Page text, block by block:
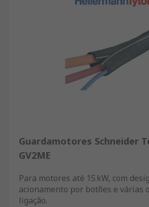
Guardamotores Schneider
GV2ME
Para motores até 15 kW, com
acionamento por botões e várias
ligação.